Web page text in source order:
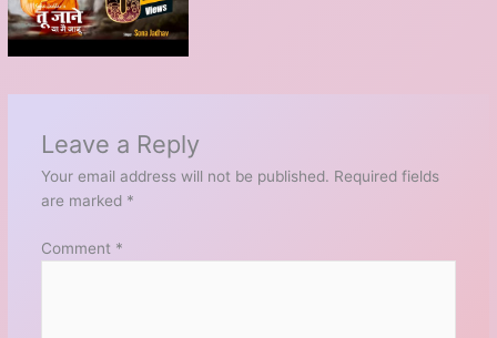
Leave a Reply
Your email address will not be published. Required fields
are marked *
Comment *